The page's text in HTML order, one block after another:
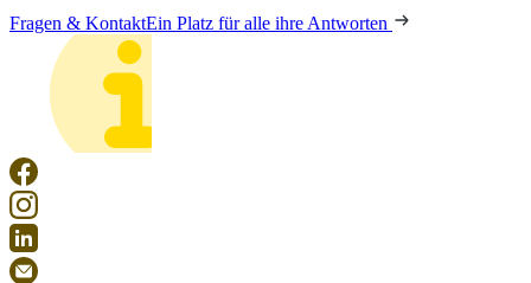
Fragen & KontaktEin Platz für alle ihre Antworten